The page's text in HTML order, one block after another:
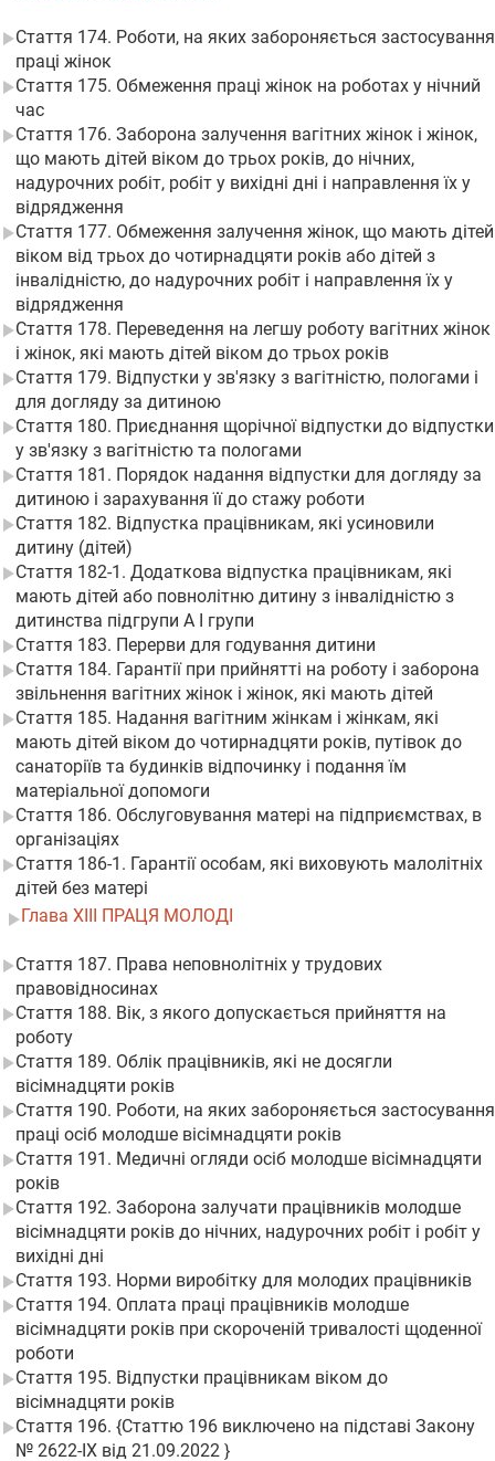
Стаття 174. Роботи, на яких забороняється застосування
праці жінок
Стаття 175. Обмеження праці жінок на роботах у нічний
час
Стаття 176. Заборона залучення вагітних жінок і жінок,
що мають дітей віком до трьох років, до нічних,
надурочних робіт, робіт у вихідні дні і направлення їх у
відрядження
Стаття 177. Обмеження залучення жінок, що мають дітей
віком від трьох до чотирнадцяти років або дітей з
інвалідністю, до надурочних робіт і направлення їх у
відрядження
Стаття 178. Переведення на легшу роботу вагітних жінок
і жінок, які мають дітей віком до трьох років
Стаття 179. Відпустки у зв'язку з вагітністю, пологами і
для догляду за дитиною
Стаття 180. Приєднання щорічної відпустки до відпустки
у зв'язку з вагітністю та пологами
Стаття 181. Порядок надання відпустки для догляду за
дитиною і зарахування її до стажу роботи
Стаття 182. Відпустка працівникам, які усиновили
дитину (дітей)
Стаття 182-1. Додаткова відпустка працівникам, які
мають дітей або повнолітню дитину з інвалідністю з
дитинства підгрупи А I групи
Стаття 183. Перерви для годування дитини
Стаття 184. Гарантії при прийнятті на роботу і заборона
звільнення вагітних жінок і жінок, які мають дітей
Стаття 185. Надання вагітним жінкам і жінкам, які
мають дітей віком до чотирнадцяти років, путівок до
санаторіїв та будинків відпочинку і подання їм
матеріальної допомоги
Стаття 186. Обслуговування матері на підприємствах, в
організаціях
Стаття 186-1. Гарантії особам, які виховують малолітніх
дітей без матері
Глава XIII ПРАЦЯ МОЛОДІ
Стаття 187. Права неповнолітніх у трудових
правовідносинах
Стаття 188. Вік, з якого допускається прийняття на
роботу
Стаття 189. Облік працівників, які не досягли
вісімнадцяти років
Стаття 190. Роботи, на яких забороняється застосування
праці осіб молодше вісімнадцяти років
Стаття 191. Медичні огляди осіб молодше вісімнадцяти
років
Стаття 192. Заборона залучати працівників молодше
вісімнадцяти років до нічних, надурочних робіт і робіт у
вихідні дні
Стаття 193. Норми виробітку для молодих працівників
Стаття 194. Оплата праці працівників молодше
вісімнадцяти років при скороченій тривалості щоденної
роботи
Стаття 195. Відпустки працівникам віком до
вісімнадцяти років
Стаття 196. {Статтю 196 виключено на підставі Закону
№ 2622-IX від 21.09.2022 }